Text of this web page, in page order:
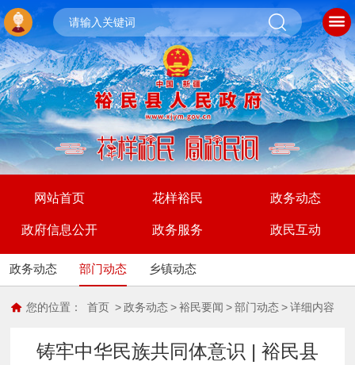
网站首页 花样裕民 政务动态
政府信息公开 政务服务 政民互动
政务动态 部门动态 乡镇动态
您的位置： 首页 > 政务动态 > 裕民要闻 > 部门动态 > 详细内容
铸牢中华民族共同体意识 | 裕民县